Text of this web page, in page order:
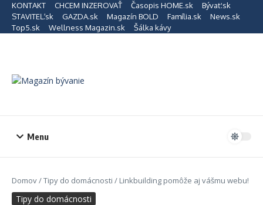
Preskočiť na obsah
KONTAKT CHCEM INZEROVAŤ Časopis HOME.sk
Bývať.sk
STAVITEĽ.sk
GAZDA.sk Magazín BOLD Família.sk
News.sk
Top5.sk
Wellness Magazin.sk Šálka kávy
Menu
Domov/Tipy do domácnosti / Linkbuilding pomôže aj vášmu webu!
Tipy do domácnosti